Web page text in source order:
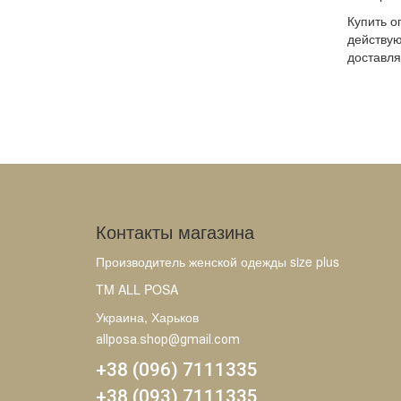
Купить
Контакты магазина
Производитель женской одежды size plus
TM ALL POSA
Украина, Харьков
allposa.shop@gmail.com
+38 (096) 7111335